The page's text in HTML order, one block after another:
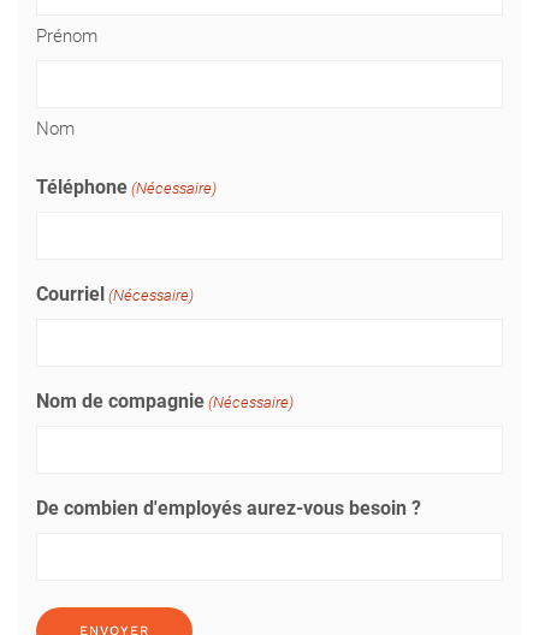
Prénom
Nom
Téléphone (Nécessaire)
Courriel (Nécessaire)
Nom de compagnie (Nécessaire)
De combien d'employés aurez-vous besoin ?